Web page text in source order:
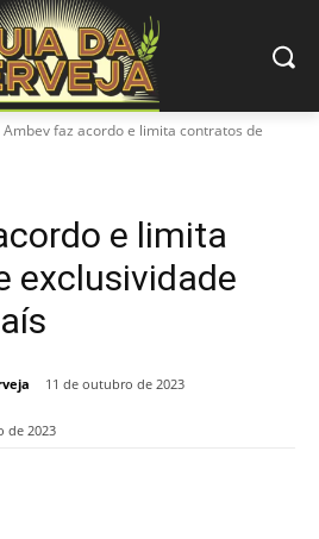
Ambev faz acordo e limita contratos de
e limita
exclusividade
11 de outubro de 2023
de 2023